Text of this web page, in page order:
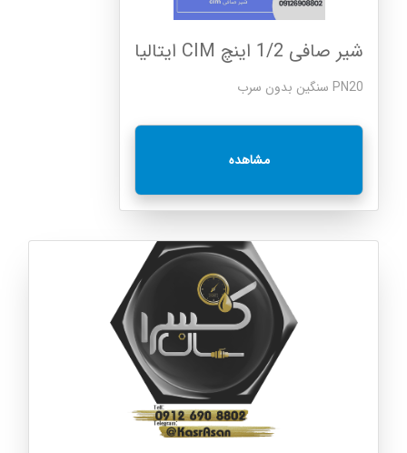
شیر صافی 1/2 اینچ CIM ایتالیا
PN20 سنگین بدون سرب
مشاهده